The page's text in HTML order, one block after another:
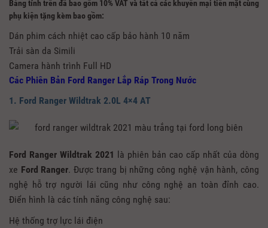
Bảng tính trên đã bao gồm 10% VAT và tất cả các khuyến mại tiền mặt cùng
phụ kiện tặng kèm bao gồm:
Dán phim cách nhiệt cao cấp bảo hành 10 năm
Trải sàn da Simili
Camera hành trình Full HD
Các Phiên Bản Ford Ranger Lắp Ráp Trong Nước
1. Ford Ranger Wildtrak 2.0L 4×4 AT
Ford Ranger Wildtrak 2021 là phiên bản cao cấp nhất của dòng
xe Ford Ranger. Được trang bị những công nghệ vận hành, công
nghệ hỗ trợ người lái cũng như công nghệ an toàn đỉnh cao.
Điển hình là các tính năng công nghệ sau:
Hệ thống trợ lực lái điện